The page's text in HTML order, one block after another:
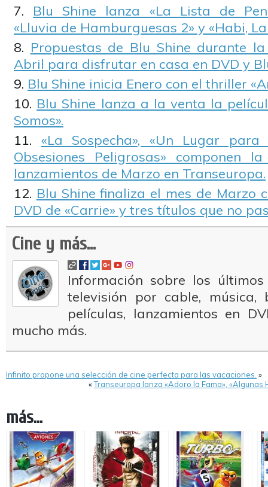
Blu Shine lanza «La Lista de
«Lluvia de Hamburguesas 2» y «Habi,
Propuestas de Blu Shine durante
Abril para disfrutar en casa en DVD y
Blu Shine inicia Enero con el thriller
Blu Shine lanza a la venta la
Somos».
«La Sospecha», «Un Lugar
Obsesiones Peligrosas» componen
lanzamientos de Marzo en Transeuropa.
Blu Shine finaliza el mes de Marzo
DVD de «Carrie» y tres títulos que no
Cine y más...
Información sobre los
televisión por cable, música,
películas, lanzamientos en
mucho más.
Infinito propone una selección de cine perfecta para las vacaciones. »
«Transeuropa lanza «Adoro la Fama»,
más...